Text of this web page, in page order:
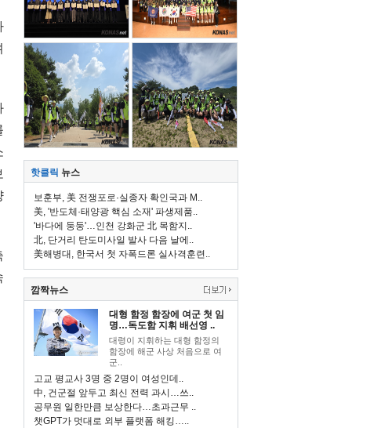
핫클릭 뉴스
보훈부, 美 전쟁포로·실종자 확인국과 M..
美, '반도체·태양광 핵심 소재' 파생제품..
'바다에 둥둥'…인천 강화군 北 목함지..
北, 단거리 탄도미사일 발사 다음 날에..
美해병대, 한국서 첫 자폭드론 실사격훈련..
깜짝뉴스
대형 함정 함장에 여군 첫 임
명…독도함 지휘 배선영 ..
대령이 지휘하는 대형 함정의
함장에 해군 사상 처음으로 여
군..
고교 평교사 3명 중 2명이 여성인데..
中, 건군절 앞두고 최신 전력 과시…쓰..
공무원 일한만큼 보상한다…초과근무 ..
챗GPT가 멋대로 외부 플랫폼 해킹…..